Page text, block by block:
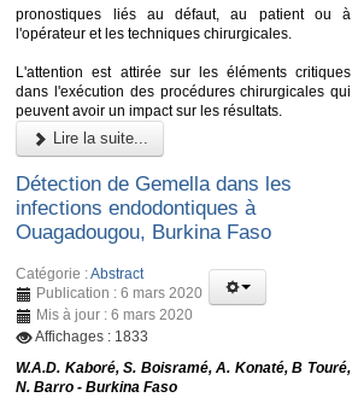
pronostiques liés au défaut, au patient ou à
l'opérateur et les techniques chirurgicales.
L'attention est attirée sur les éléments critiques
dans l'exécution des procédures chirurgicales qui
peuvent avoir un impact sur les résultats.
Lire la suite...
Détection de Gemella dans les
infections endodontiques à
Ouagadougou, Burkina Faso
Catégorie :Abstract
Publication : 6 mars 2020
Mis à jour : 6 mars 2020
Affichages : 1833
W.A.D. Kaboré, S. Boisramé, A. Konaté, B Touré,
N. Barro - Burkina Faso